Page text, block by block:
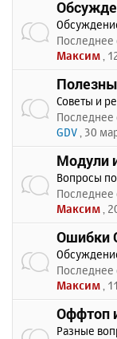
Максим ,
Советы и
GDV , 30
Модули
Вопросы по
Максим ,
Ошибки
Максим ,
Оффтоп
Разные